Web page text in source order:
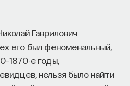
Гаврилович
его был феноменальный,
е годы,
нельзя было найти
дольше,
мы определяем цели,